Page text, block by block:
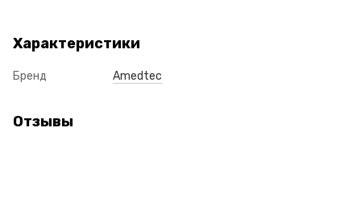
Характеристики
Бренд Amedtec
Отзывы